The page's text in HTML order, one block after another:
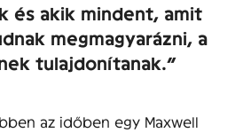
és akik mindent, amit
megmagyarázni, a
tulajdonítanak.”
az időben egy Maxwell